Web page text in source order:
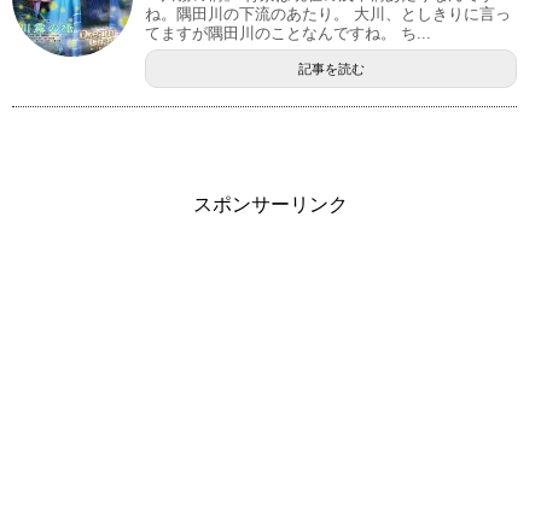
ね。隅田川の下流のあたり。 大川、としきりに言っ
てますが隅田川のことなんですね。 ち...
記事を読む
スポンサーリンク